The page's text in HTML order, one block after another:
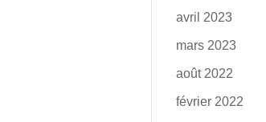
avril 2023
mars 2023
août 2022
février 2022